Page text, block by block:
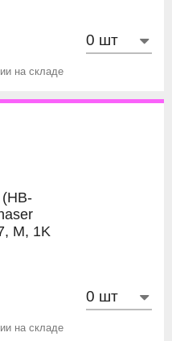
на складе
M, 1K
на складе